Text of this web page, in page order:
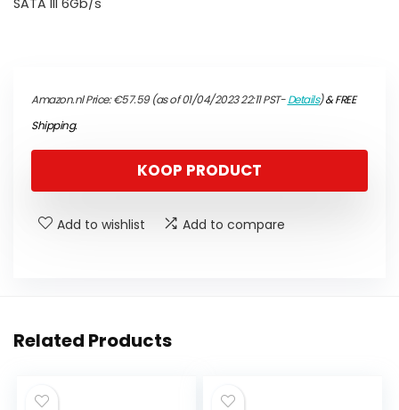
SATA III 6Gb/s
Amazon.nl Price:€57.59(as of 01/04/2023 22:11 PST-Details)&FREE
Shipping.
KOOP PRODUCT
Add to wishlist Add to compare
Related Products